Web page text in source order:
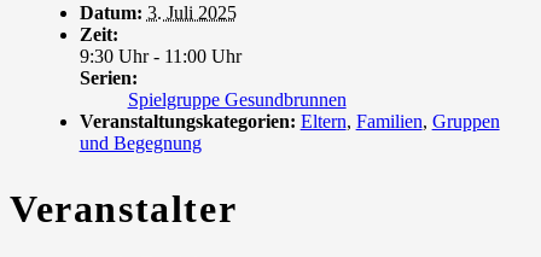
Datum: 3. Juli 2025
Zeit:
9:30 Uhr - 11:00 Uhr
Serien:
Spielgruppe Gesundbrunnen
Veranstaltungskategorien: Eltern, Familien, Gruppen
und Begegnung
Veranstalter